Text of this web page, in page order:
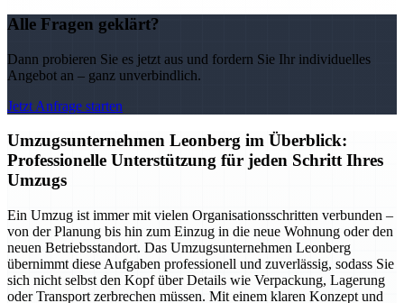
Alle Fragen geklärt?
Dann probieren Sie es jetzt aus und fordern Sie Ihr individuelles
Angebot an – ganz unverbindlich.
Jetzt Anfrage starten
Umzugsunternehmen Leonberg im Überblick:
Professionelle Unterstützung für jeden Schritt Ihres
Umzugs
Ein Umzug ist immer mit vielen Organisationsschritten verbunden –
von der Planung bis hin zum Einzug in die neue Wohnung oder den
neuen Betriebsstandort. Das Umzugsunternehmen Leonberg
übernimmt diese Aufgaben professionell und zuverlässig, sodass Sie
sich nicht selbst den Kopf über Details wie Verpackung, Lagerung
oder Transport zerbrechen müssen. Mit einem klaren Konzept und